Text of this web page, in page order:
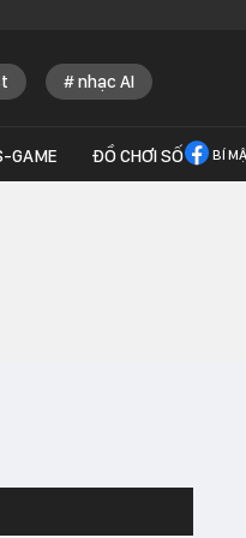
nhạc AI
GAME ĐỒ CHƠI SỐ BÍ